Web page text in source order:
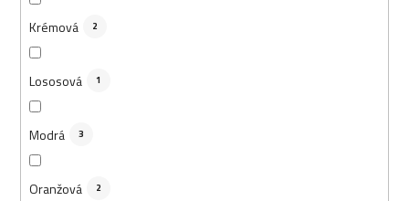
Krémová 2
Lososová 1
Modrá 3
Oranžová 2